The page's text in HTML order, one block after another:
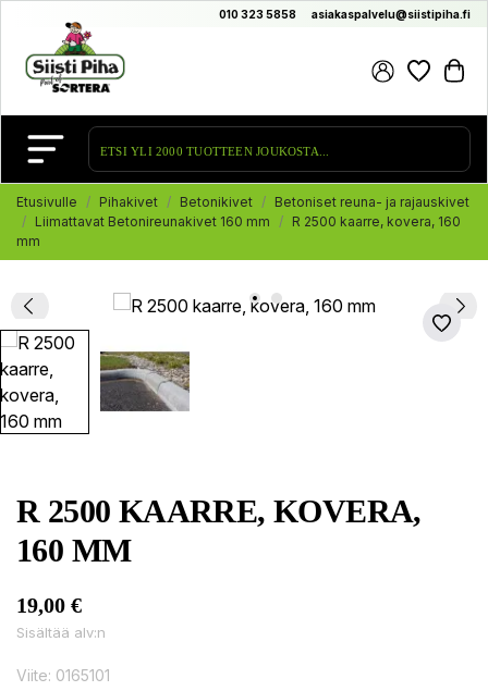
010 323 5858 asiakaspalvelu@siistipiha.fi
Etusivulle Pihakivet Betonikivet
Betoniset reuna- ja rajauskivet
Liimattavat Betonireunakivet 160 mm
R 2500 kaarre, kovera, 160
mm
R 2500 KAARRE, KOVERA,
160 MM
19,00 €
Sisältää alv:n
Viite: 0165101